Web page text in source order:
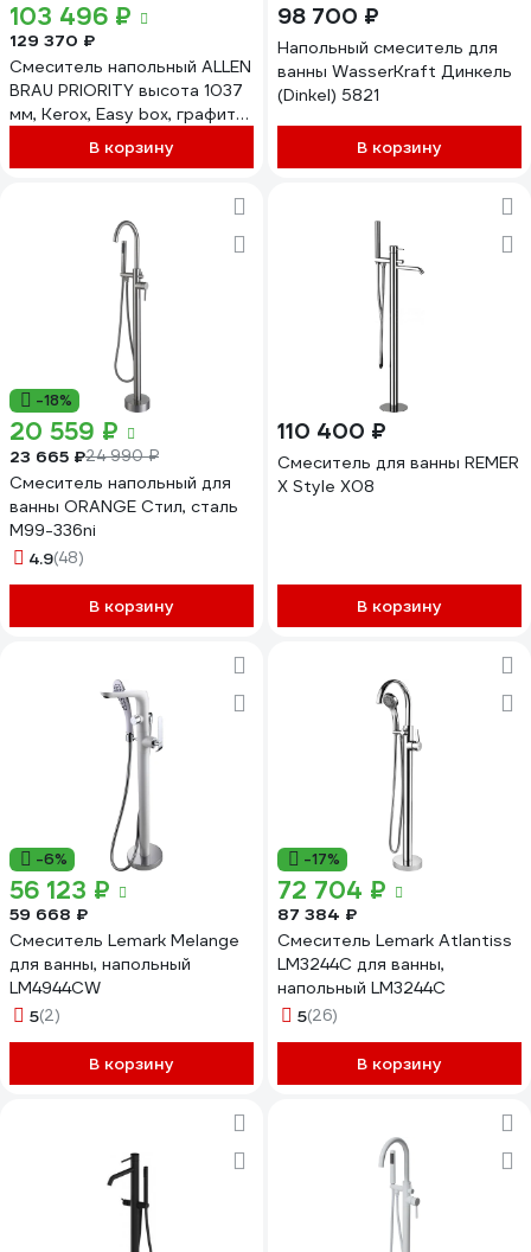
103 496 ₽
129 370 ₽
Cмеситель напольный ALLEN
BRAU PRIORITY высота 1037
мм, Kerox, Easy box, графит
брашированный 5.31008-MG
В корзину
98 700 ₽
Напольный смеситель для
ванны WasserKraft Динкель
(Dinkel) 5821
В корзину
-18%
20 559 ₽
23 665 ₽24 990 ₽
Смеситель напольный для
ванны ORANGE Стил, сталь
M99-336ni
4.9(48)
В корзину
110 400 ₽
Смеситель для ванны REMER
X Style X08
В корзину
-6%
56 123 ₽
59 668 ₽
Смеситель Lemark Melange
для ванны, напольный
LM4944CW
5(2)
В корзину
-17%
72 704 ₽
87 384 ₽
Смеситель Lemark Atlantiss
LM3244C для ванны,
напольный LM3244C
5(26)
В корзину